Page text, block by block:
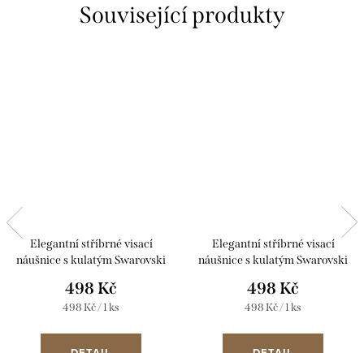
Související produkty
Elegantní stříbrné visací
náušnice s kulatým Swarovski
498 Kč
Měrná
498 Kč / 1 ks
Elegantní stříbrné visací
náušnice s kulatým Swarovski
498 Kč
Měrná
498 Kč / 1 ks